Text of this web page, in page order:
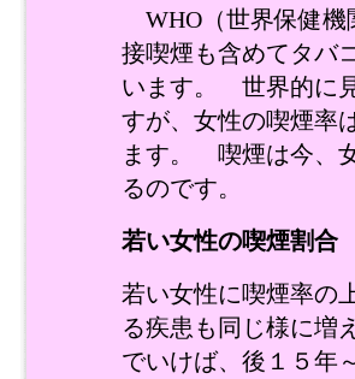
WHO（世界保健機
接喫煙も含めてタバ
います。 世界的に
すが、女性の喫煙率
ます。 喫煙は今、
るのです。
若い女性の喫煙割合
若い女性に喫煙率の
る疾患も同じ様に
でいけば、後１５年